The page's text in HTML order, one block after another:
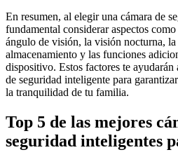
En resumen, al elegir una cámara de
fundamental considerar aspectos
ángulo de visión, la visión nocturna,
almacenamiento y las funciones
dispositivo. Estos factores te ayudarán
de seguridad inteligente para
la tranquilidad de tu familia.
Top 5 de las mejores
seguridad inteligentes